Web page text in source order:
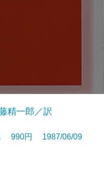
精一郎／訳
990円 1987/06/09